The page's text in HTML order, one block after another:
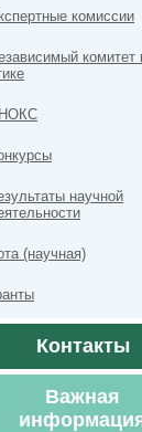
комиссии
комитет
научной
(научная)
Контакты
Важная